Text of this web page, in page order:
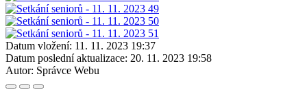
Datum vložení: 11. 11. 2023 19:37
Datum poslední aktualizace: 20. 11. 2023 19:58
Autor: Správce Webu